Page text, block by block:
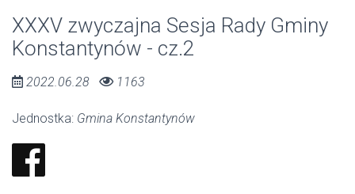
XXXV zwyczajna Sesja Rady Gminy
Konstantynów - cz.2
2022.06.28 1163
Jednostka: Gmina Konstantynów